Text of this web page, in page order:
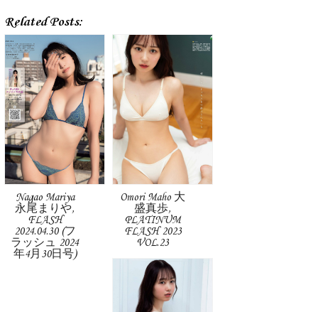
Related Posts:
Nagao Mariya
永尾まりや,
FLASH
2024.04.30 (フ
ラッシュ 2024
年4月30日号)
Omori Maho 大
盛真歩,
PLATINUM
FLASH 2023
VOL.23